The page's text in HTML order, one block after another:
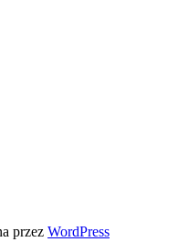
przez WordPress